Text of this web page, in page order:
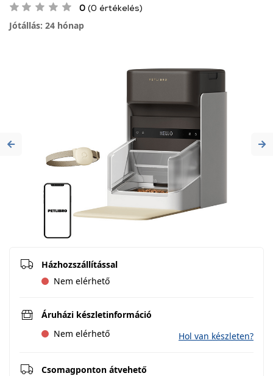
0 (0 értékelés)
Jótállás: 24 hónap
Previous
Házhozszállítással
Nem elérhető
Áruházi készletinformáció
Nem elérhető
Hol van készleten?
Csomagponton átvehető